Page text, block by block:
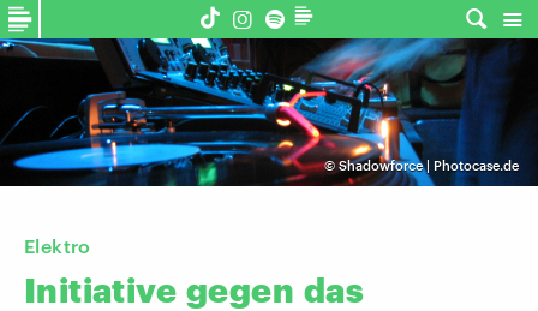
©Shadowforce | Photocase.de
Elektro
Initiative gegen das